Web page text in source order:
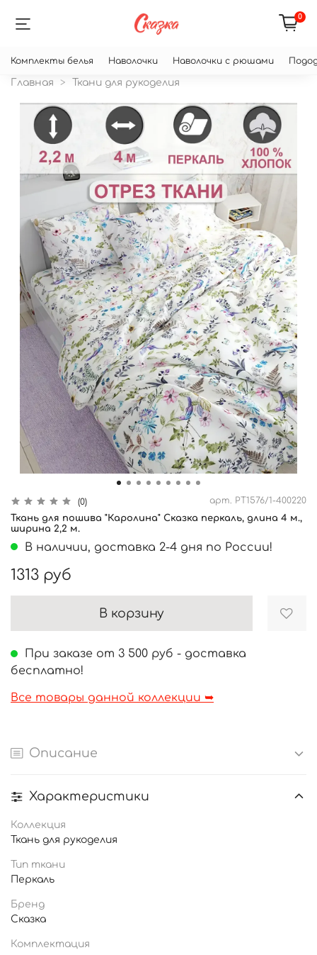
0
Комплекты белья Наволочки Наволочки с рюшами
Главная Ткани для рукоделия
(0) арт. PT1576/1-400220
Ткань для пошива "Каролина" Сказка перкаль, длина 4 м.,
ширина 2,2 м.
В наличии, доставка 2-4 дня по России!
1313 руб
В корзину
При заказе от 3 500 руб - доставка
бесплатно!
Все товары данной коллекции ➥
Описание
Характеристики
Коллекция
Ткань для рукоделия
Тип ткани
Перкаль
Бренд
Сказка
Комплектация